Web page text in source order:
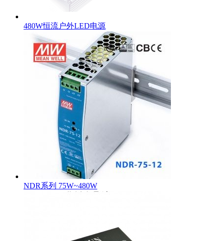
480W恒流户外LED电源
NDR系列 75W~480W